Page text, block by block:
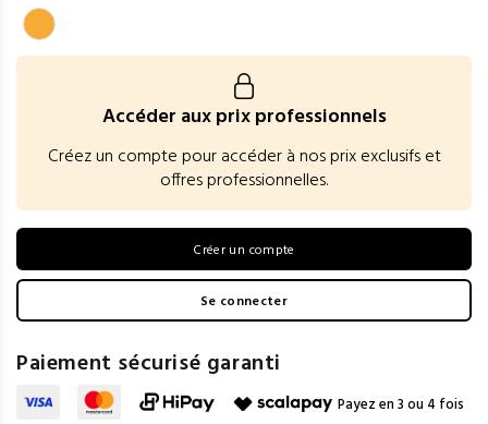
Accéder aux prix professionnels
Créez un compte pour accéder à nos prix exclusifs et
offres professionnelles.
Créer un compte
Se connecter
Paiement sécurisé garanti
Payez en 3 ou 4 fois